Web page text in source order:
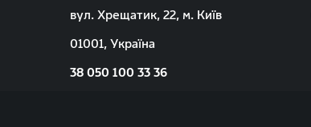
вул. Хрещатик, 22, м. Київ
01001, Україна
38 050 100 33 36